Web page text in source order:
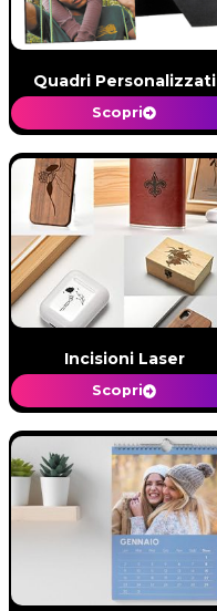
Quadri Personalizzati
Scopri
Incisioni Laser
Scopri